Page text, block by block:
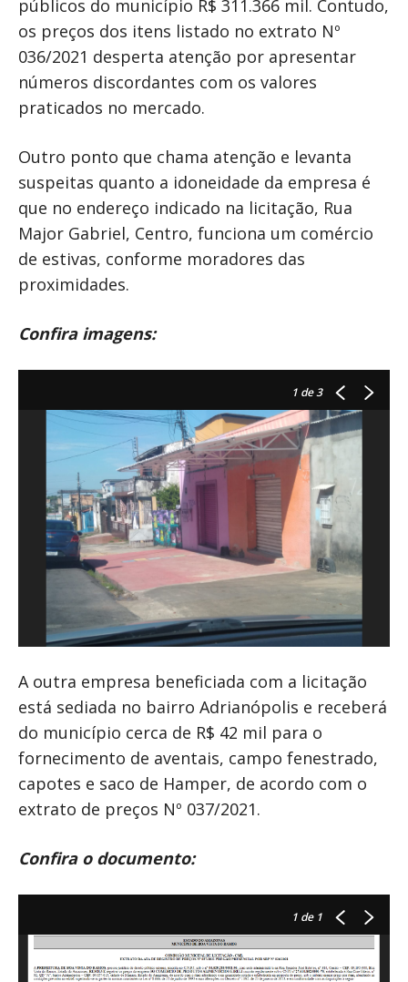
públicos do município R$ 311.366 mil. Contudo,
os preços dos itens listado no extrato Nº
036/2021 desperta atenção por apresentar
números discordantes com os valores
praticados no mercado.
Outro ponto que chama atenção e levanta
suspeitas quanto a idoneidade da empresa é
que no endereço indicado na licitação, Rua
Major Gabriel, Centro, funciona um comércio
de estivas, conforme moradores das
proximidades.
Confira imagens:
1 de 3
A outra empresa beneficiada com a licitação
está sediada no bairro Adrianópolis e receberá
do município cerca de R$ 42 mil para o
fornecimento de aventais, campo fenestrado,
capotes e saco de Hamper, de acordo com o
extrato de preços Nº 037/2021.
Confira o documento:
1 de 1